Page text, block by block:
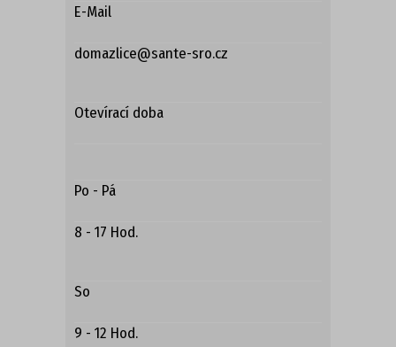
E-Mail
domazlice@sante-sro.cz
Otevírací doba
Po - Pá
8 - 17 Hod.
So
9 - 12 Hod.